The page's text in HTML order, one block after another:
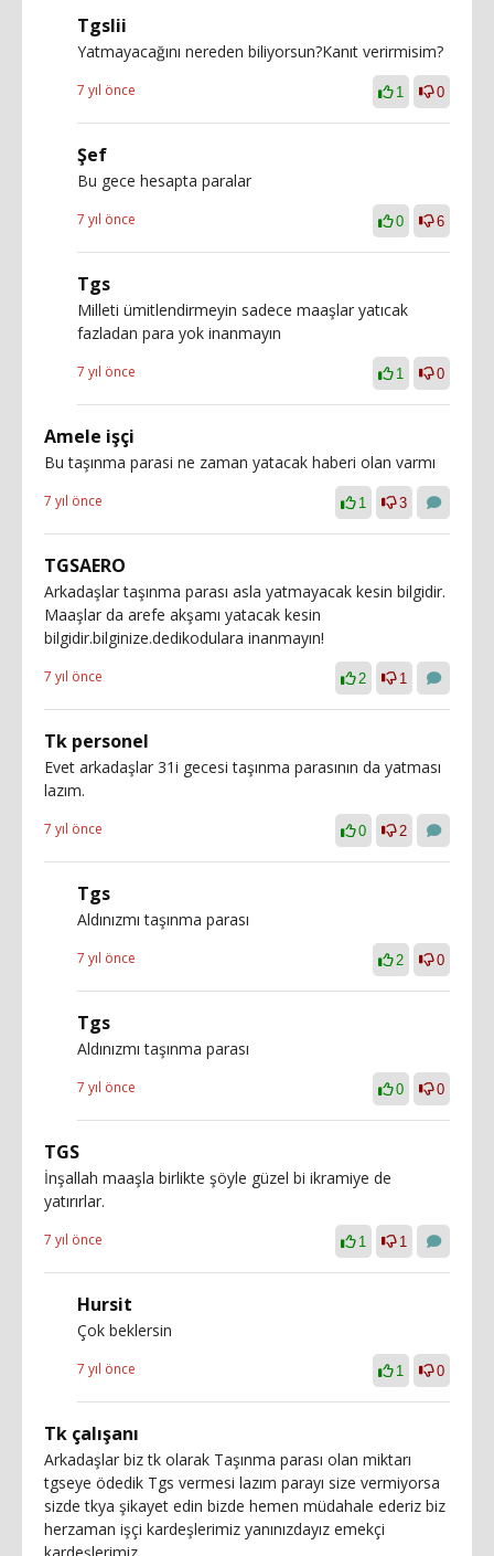
Tgslii
Yatmayacağını nereden biliyorsun?Kanıt verirmisim?
7 yıl önce 1 0
Şef
Bu gece hesapta paralar
7 yıl önce 0 6
Tgs
Milleti ümitlendirmeyin sadece maaşlar yatıcak
fazladan para yok inanmayın
7 yıl önce 1 0
Amele işçi
Bu taşınma parasi ne zaman yatacak haberi olan varmı
7 yıl önce 1 3
TGSAERO
Arkadaşlar taşınma parası asla yatmayacak kesin bilgidir.
Maaşlar da arefe akşamı yatacak kesin
bilgidir.bilginize.dedikodulara inanmayın!
7 yıl önce 2 1
Tk personel
Evet arkadaşlar 31i gecesi taşınma parasının da yatması
lazım.
7 yıl önce 0 2
Tgs
Aldınızmı taşınma parası
7 yıl önce 2 0
Tgs
Aldınızmı taşınma parası
7 yıl önce 0 0
TGS
İnşallah maaşla birlikte şöyle güzel bi ikramiye de
yatırırlar.
7 yıl önce 1 1
Hursit
Çok beklersin
7 yıl önce 1 0
Tk çalışanı
Arkadaşlar biz tk olarak Taşınma parası olan miktarı
tgseye ödedik Tgs vermesi lazım parayı size vermiyorsa
sizde tkya şikayet edin bizde hemen müdahale ederiz biz
herzaman işçi kardeşlerimiz yanınızdayız emekçi
kardeşlerimiz